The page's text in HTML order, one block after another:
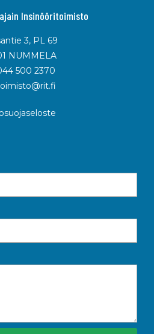
Insinööritoimisto
3, PL 69
NUMMELA
500 2370